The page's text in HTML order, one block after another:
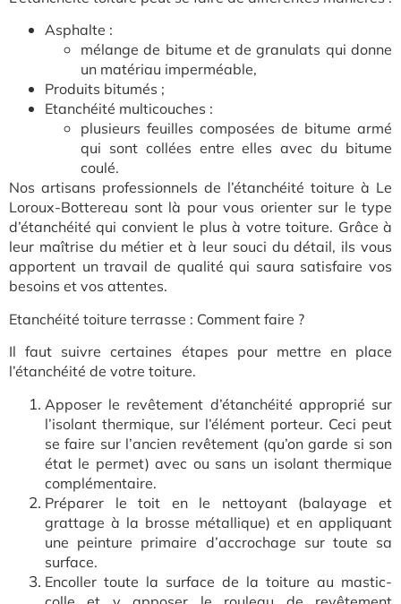
Asphalte :
mélange de bitume et de granulats qui donne
un matériau imperméable,
Produits bitumés ;
Etanchéité multicouches :
plusieurs feuilles composées de bitume armé
qui sont collées entre elles avec du bitume
coulé.
Nos artisans professionnels de l’étanchéité toiture à Le
Loroux-Bottereau sont là pour vous orienter sur le type
d’étanchéité qui convient le plus à votre toiture. Grâce à
leur maîtrise du métier et à leur souci du détail, ils vous
apportent un travail de qualité qui saura satisfaire vos
besoins et vos attentes.
Etanchéité toiture terrasse : Comment faire ?
Il faut suivre certaines étapes pour mettre en place
l’étanchéité de votre toiture.
Apposer le revêtement d’étanchéité approprié sur
l’isolant thermique, sur l’élément porteur. Ceci peut
se faire sur l’ancien revêtement (qu’on garde si son
état le permet) avec ou sans un isolant thermique
complémentaire.
Préparer le toit en le nettoyant (balayage et
grattage à la brosse métallique) et en appliquant
une peinture primaire d’accrochage sur toute sa
surface.
Encoller toute la surface de la toiture au mastic-